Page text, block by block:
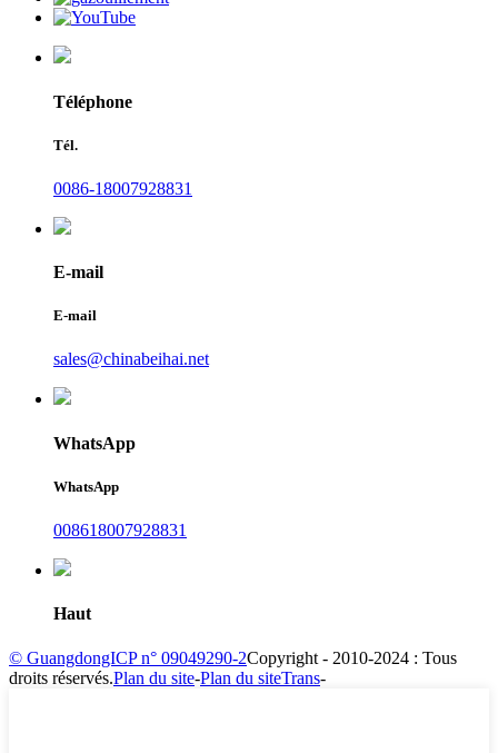
Téléphone
Tél.
0086-18007928831
E-mail
E-mail
sales@chinabeihai.net
WhatsApp
WhatsApp
008618007928831
Haut
© GuangdongICP n° 09049290-2Copyright - 2010-2024 : Tous
droits réservés.Plan du site-Plan du siteTrans-